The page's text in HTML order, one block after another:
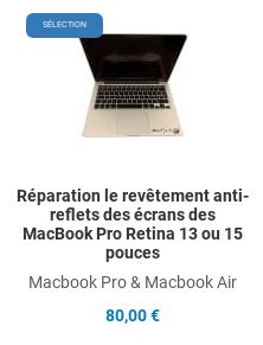
SÉLECTION
Réparation le revêtement anti-
reflets des écrans des
MacBook Pro Retina 13 ou 15
pouces
Macbook Pro & Macbook Air
80,00 €